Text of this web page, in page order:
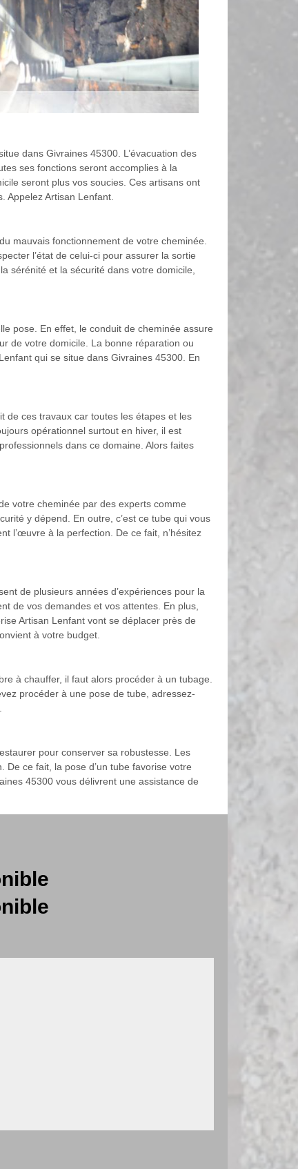
dans Givraines 45300. L’évacuation des
ses fonctions seront accomplies à la
seront plus vos soucies. Ces artisans ont
Appelez Artisan Lenfant.
mauvais fonctionnement de votre cheminée.
l’état de celui-ci pour assurer la sortie
sérénité et la sécurité dans votre domicile,
pose. En effet, le conduit de cheminée assure
de votre domicile. La bonne réparation ou
qui se situe dans Givraines 45300. En
de ces travaux car toutes les étapes et les
opérationnel surtout en hiver, il est
dans ce domaine. Alors faites
votre cheminée par des experts comme
y dépend. En outre, c’est ce tube qui vous
l’œuvre à la perfection. De ce fait, n’hésitez
de plusieurs années d’expériences pour la
de vos demandes et vos attentes. En plus,
Artisan Lenfant vont se déplacer près de
à votre budget.
à chauffer, il faut alors procéder à un tubage.
procéder à une pose de tube, adressez-
pour conserver sa robustesse. Les
ce fait, la pose d’un tube favorise votre
45300 vous délivrent une assistance de